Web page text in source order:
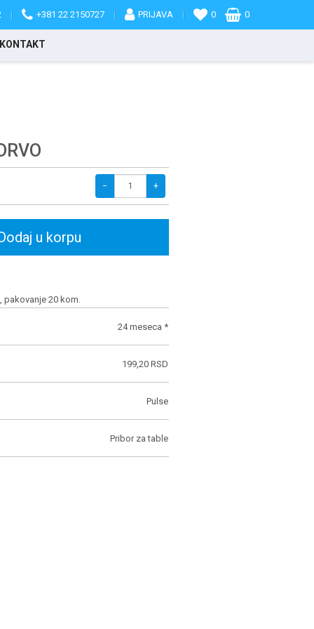
| +381 22 2150727 | PRIJAVA | 0 0
KONTAKT
− +
u korpu
pakovanje 20 kom.
24 meseca *
199,20 RSD
Pulse
Pribor za table